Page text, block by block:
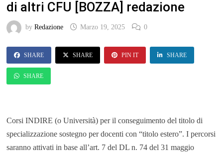
di altri CFU [BOZZA] redazione
by Redazione Marzo 19, 2025 0
SHARE SHARE PIN IT SHARE
SHARE
Corsi INDIRE (o Università) per il conseguimento del titolo di
specializzazione sostegno per docenti con “titolo estero”. I percorsi
saranno attivati in base all’art. 7 del DL n. 74 del 31 maggio